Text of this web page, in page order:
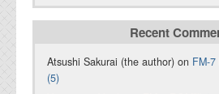
Recent
Atsushi Sakurai (the author) on FM-
(5)